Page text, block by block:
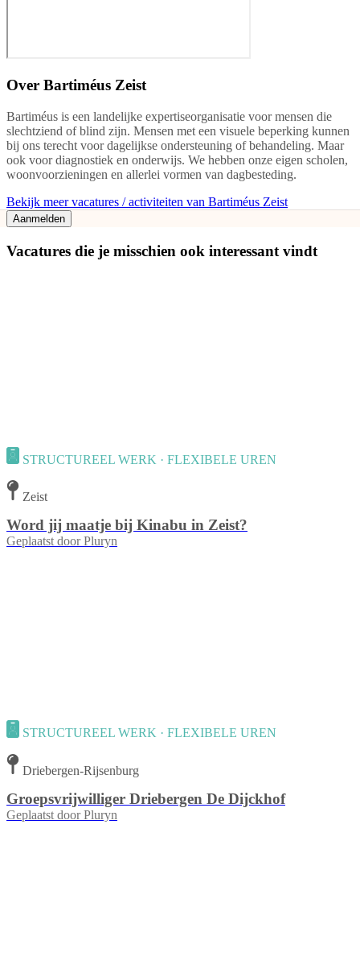
Over Bartiméus Zeist
Bartiméus is een landelijke expertiseorganisatie voor mensen die
slechtziend of blind zijn. Mensen met een visuele beperking kunnen
bij ons terecht voor dagelijkse ondersteuning of behandeling. Maar
ook voor diagnostiek en onderwijs. We hebben onze eigen scholen,
woonvoorzieningen en allerlei vormen van dagbesteding.
Bekijk meer vacatures / activiteiten van Bartiméus Zeist
Aanmelden
Vacatures die je misschien ook interessant vindt
STRUCTUREEL WERK · FLEXIBELE UREN
Zeist
Word jij maatje bij Kinabu in Zeist?
Geplaatst door Pluryn
STRUCTUREEL WERK · FLEXIBELE UREN
Driebergen-Rijsenburg
Groepsvrijwilliger Driebergen De Dijckhof
Geplaatst door Pluryn